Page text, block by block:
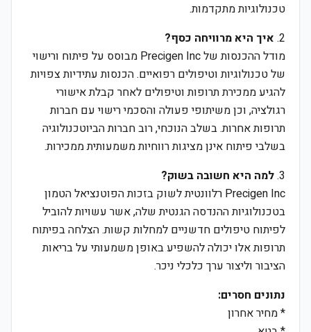
טכנולוגיות מתקדמות.
2. איך היא מרוויחה כסף?
מודל ההכנסות של Precigen Inc מבוסס על פיתוח ורישוי
של טכנולוגיות וטיפולים רפואיים. הכנסות עתידיות צפויות
להגיע ממכירת תרופות וטיפולים לאחר קבלת אישורי
רגולציה, וכן משיתופי פעולה והסכמי רישוי עם חברות
תרופות אחרות. בשלב הנוכחי, רוב חברות הביוטכנולוגיה
בשלבי פיתוח אינן מציגות רווחיות משמעותית ממכירות.
3. למה היא חשובה בשוק?
Precigen Inc רלוונטית לשוק בזכות הפוטנציאל הטמון
בטכנולוגיות ההנדסה הגנטית שלה, אשר עשויות להוביל
לפיתוח טיפולים חדשניים למחלות קשות. הצלחה בפיתוח
תרופות אלו יכולה להשפיע באופן משמעותי על בריאות
הציבור וליצור ערך כלכלי ניכר.
נתונים חסרים:
* מחיר אחרון